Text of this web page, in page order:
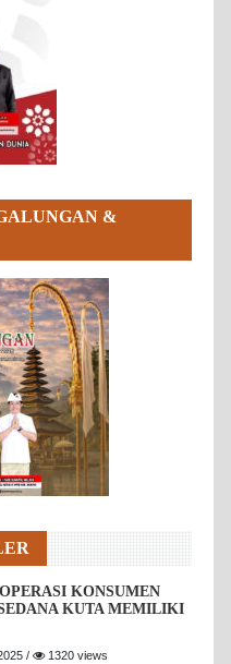
&
KONSUMEN
KUTA MEMILIKI
/ 1320 views